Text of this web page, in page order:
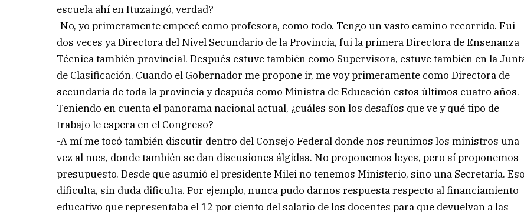
escuela ahí en Ituzaingó, verdad?
-No, yo primeramente empecé como profesora, como todo. Tengo un vasto camino recorrido. Fui
dos veces ya Directora del Nivel Secundario de la Provincia, fui la primera Directora de Enseñanza
Técnica también provincial. Después estuve también como Supervisora, estuve también en la
de Clasificación. Cuando el Gobernador me propone ir, me voy primeramente como Directora de
secundaria de toda la provincia y después como Ministra de Educación estos últimos cuatro años.
Teniendo en cuenta el panorama nacional actual, ¿cuáles son los desafíos que ve y qué tipo de
trabajo le espera en el Congreso?
-A mí me tocó también discutir dentro del Consejo Federal donde nos reunimos los ministros una
vez al mes, donde también se dan discusiones álgidas. No proponemos leyes, pero sí proponemos
presupuesto. Desde que asumió el presidente Milei no tenemos Ministerio, sino una Secretaría. Eso
dificulta, sin duda dificulta. Por ejemplo, nunca pudo darnos respuesta respecto al financiamiento
educativo que representaba el 12 por ciento del salario de los docentes para que devuelvan a las